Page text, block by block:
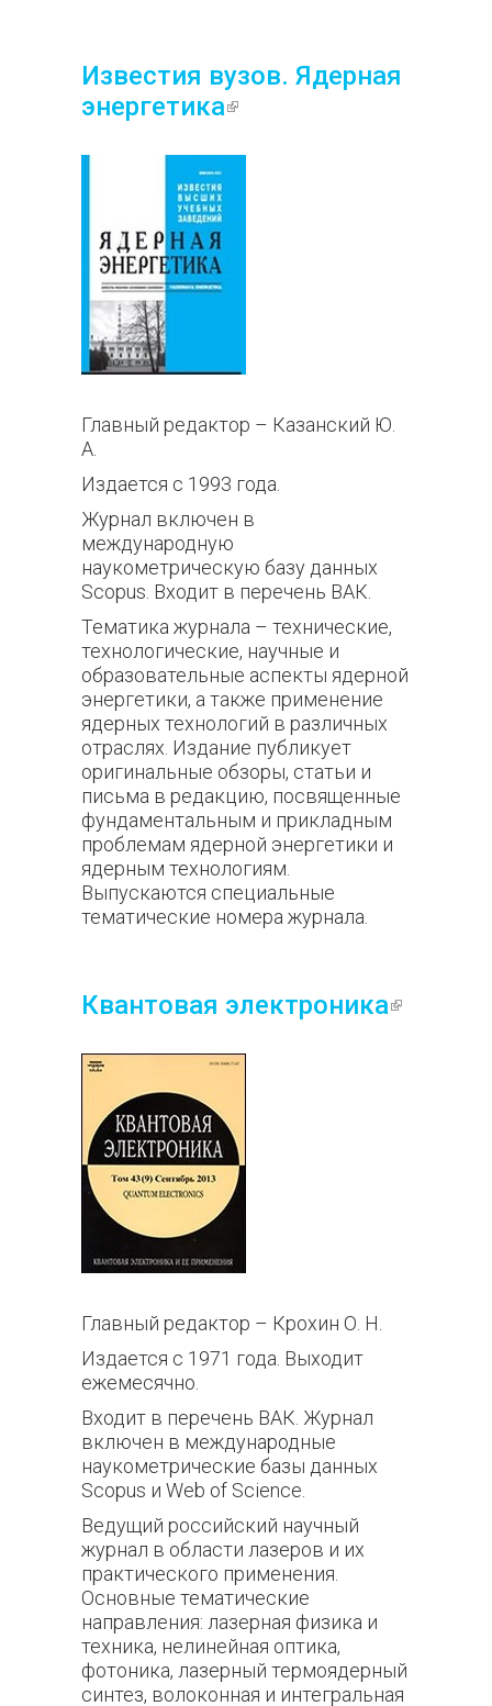
Известия вузов. Ядерная
энергетика(внешняя
Главный редактор – Казанский Ю.
А.
Издается с 1993 года.
Журнал включен в
международную
наукометрическую базу данных
Scopus. Входит в перечень ВАК.
Тематика журнала – технические,
технологические, научные и
образовательные аспекты ядерной
энергетики, а также применение
ядерных технологий в различных
отраслях. Издание публикует
оригинальные обзоры, статьи и
письма в редакцию, посвященные
фундаментальным и прикладным
проблемам ядерной энергетики и
ядерным технологиям.
Выпускаются специальные
тематические номера журнала.
Квантовая электроника
Главный редактор – Крохин О. Н.
Издается с 1971 года. Выходит
ежемесячно.
Входит в перечень ВАК. Журнал
включен в международные
наукометрические базы данных
Scopus и Web of Science.
Ведущий российский научный
журнал в области лазеров и их
практического применения.
Основные тематические
направления: лазерная физика и
техника, нелинейная оптика,
фотоника, лазерный термоядерный
синтез, волоконная и интегральная